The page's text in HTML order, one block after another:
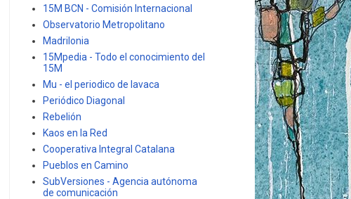
15M BCN - Comisión Internacional
Observatorio Metropolitano
Madrilonia
15Mpedia - Todo el conocimiento del
15M
Mu - el periodico de lavaca
Periódico Diagonal
Rebelión
Kaos en la Red
Cooperativa Integral Catalana
Pueblos en Camino
SubVersiones - Agencia autónoma
de comunicación